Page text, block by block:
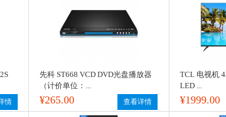
情
先科 ST668 VCD DVD光盘播放器
（计价单位：...
¥265.00 查看详情
TCL 电视机
LED ...
¥1999.00